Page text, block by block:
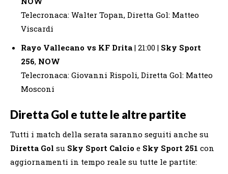
Telecronaca: Walter Topan, Diretta Gol: Matteo
Viscardi
Rayo Vallecano vs KF Drita | 21:00 | Sky Sport
256, NOW
Telecronaca: Giovanni Rispoli, Diretta Gol: Matteo
Mosconi
Diretta Gol e tutte le altre partite
Tutti i match della serata saranno seguiti anche su
Diretta Gol su Sky Sport Calcio e Sky Sport 251 con
aggiornamenti in tempo reale su tutte le partite: